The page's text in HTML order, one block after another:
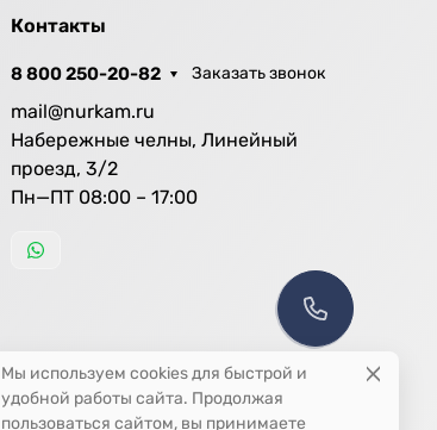
Контакты
8 800 250-20-82 Заказать звонок
mail@nurkam.ru
Набережные челны, Линейный
проезд, 3/2
Пн—ПТ 08:00 – 17:00
Мы используем cookies для быстрой и
удобной работы сайта. Продолжая
пользоваться сайтом, вы принимаете